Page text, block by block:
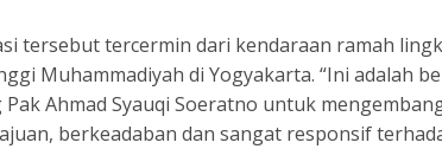
tersebut tercermin dari kendaraan ramah
Muhammadiyah di Yogyakarta. “Ini adalah
Ahmad Syauqi Soeratno untuk
berkeadaban dan sangat responsif